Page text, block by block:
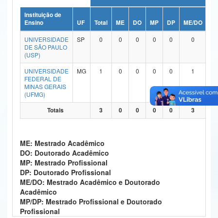
Ministério da Ciência, Tecnologia, Inovações e Comunicações
Ministério do Meio Ambiente
Ministério do Turismo
Ministério do Desenvolvimento Regional
Controladoria-Geral da União
Ministério da Mulher, da Família e dos Direitos Humanos
Secretaria de Governo
Gabinete de Segurança Institucional
Advocacia-Geral da União
Banco Central do Brasil
Instituição de
Ensino
UF Total ME DO MP DP ME/DO
UNIVERSIDADE
DE SÃO PAULO
(USP)
SP 0 0 0 0 0 0
UNIVERSIDADE
FEDERAL DE
MINAS GERAIS
(UFMG)
MG 1 0 0 0 0 1
Totais 3 0 0 0 0 3
ME: Mestrado Acadêmico
DO: Doutorado Acadêmico
MP: Mestrado Profissional
DP: Doutorado Profissional
ME/DO: Mestrado Acadêmico e Doutorado
Acadêmico
MP/DP: Mestrado Profissional e Doutorado
Profissional